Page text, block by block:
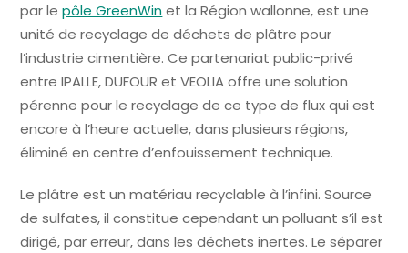
par lepôle GreenWinet la Région wallonne, est une
unité de recyclage de déchets de plâtre pour
l’industrie cimentière. Ce partenariat public-privé
entre IPALLE, DUFOUR et VEOLIA offre une solution
pérenne pour le recyclage de ce type de flux qui est
encore à l’heure actuelle, dans plusieurs régions,
éliminé en centre d’enfouissement technique.
Le plâtre est un matériau recyclable à l’infini. Source
de sulfates, il constitue cependant un polluant s’il est
dirigé, par erreur, dans les déchets inertes. Le séparer